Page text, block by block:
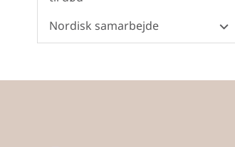
Nordisk samarbejde